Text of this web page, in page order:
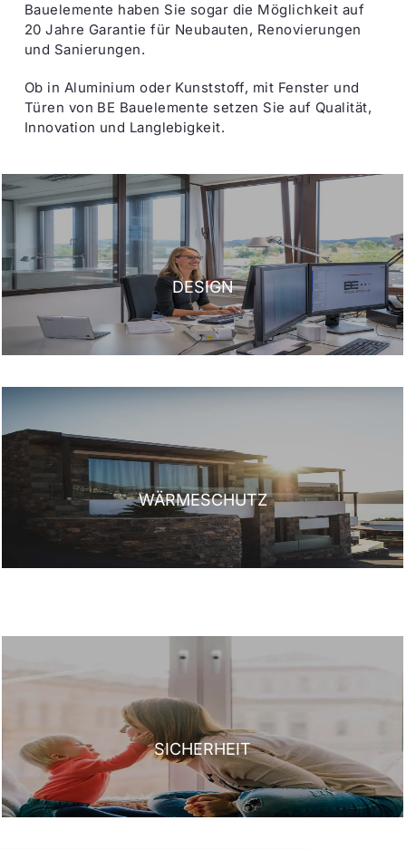
Bauelemente haben Sie sogar die Möglichkeit auf
20 Jahre Garantie für Neubauten, Renovierungen
und Sanierungen.
Ob in Aluminium oder Kunststoff, mit Fenster und
Türen von BE Bauelemente setzen Sie auf Qualität,
Innovation und Langlebigkeit.
DESIGN
WÄRMESCHUTZ
SICHERHEIT